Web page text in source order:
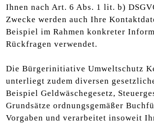
Ihnen nach Art. 6 Abs. 1 lit. b)
Zwecke werden auch Ihre
Beispiel im Rahmen konkreter
Rückfragen verwendet.
Die Bürgerinitiative Umweltschutz
unterliegt zudem diversen
Beispiel Geldwäschegesetz,
Grundsätze ordnungsgemäßer
Vorgaben und verarbeitet insoweit